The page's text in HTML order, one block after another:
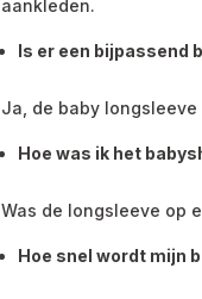
aankleden.
Is er een bijpassend
Ja, de baby
Hoe was ik het
Was de longsleeve op
Hoe snel wordt mijn